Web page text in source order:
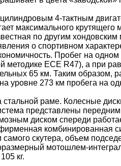
4-тактным
максимального
по другим
о спортивном
Пробег на
методике ECE R47), а при
65 км. Таким образом,
уровне 273 км пробега на
стальной раме. Колесные
представлены
диском спереди
комбинированная
самого скутера, объем
мотошлем-
кг.